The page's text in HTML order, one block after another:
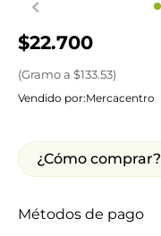
$22.700
(Gramoa $133.53)
Vendido por:Mercacentro
¿Cómo comprar?
Métodos de pago